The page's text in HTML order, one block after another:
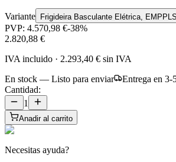
Variante Frigideira Basculante Elétrica,
PVP: 4.570,98 €-38%
2.820,88 €
IVA incluido · 2.293,40 € sin IVA
En stock — Listo para enviar
Entrega en 3-
Cantidad:
1
Anadir al carrito
Necesitas ayuda?